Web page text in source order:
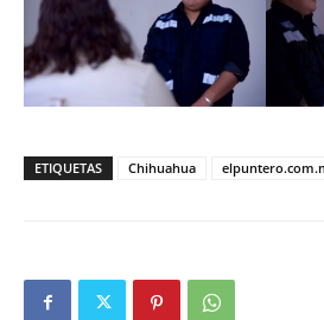
ETIQUETAS Chihuahua